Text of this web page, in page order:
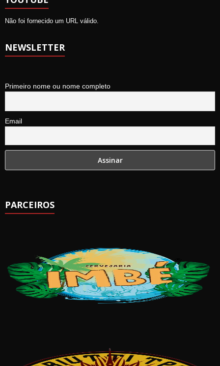
Não foi fornecido um URL válido.
NEWSLETTER
Primeiro nome ou nome completo
Email
PARCEIROS